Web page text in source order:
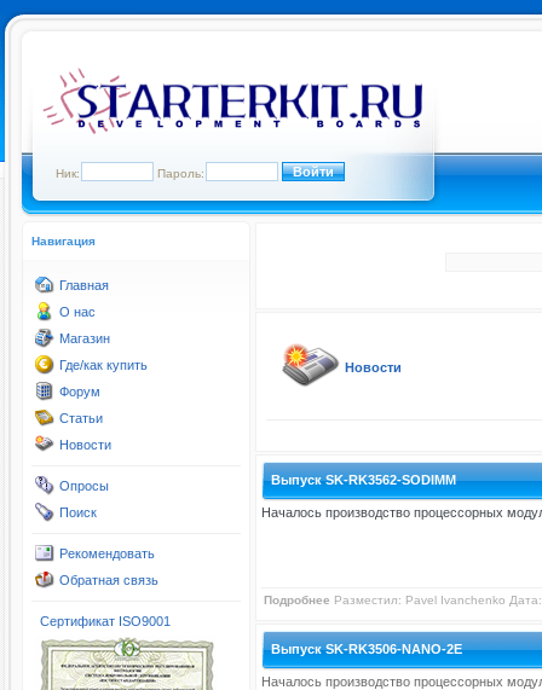
Ник: Пароль:
Навигация
Главная
О нас
Магазин
Где/как купить
Форум
Статьи
Новости
Опросы
Поиск
Рекомендовать
Обратная связь
Сертификат ISO9001
Новости
Выпуск SK-RK3562-SODIMM
Началось производство процессорных
Подробнее Разместил: Pavel Ivanchenko
Выпуск SK-RK3506-NANO-2E
Началось производство процессорных